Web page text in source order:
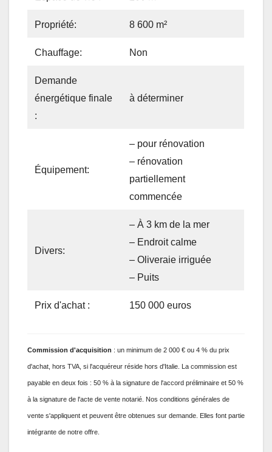
Propriété: 8 600 m²
Chauffage: Non
Demande
énergétique finale
:
à déterminer
Équipement:
– pour rénovation
– rénovation
partiellement
commencée
Divers:
– À 3 km de la mer
– Endroit calme
– Oliveraie irriguée
– Puits
Prix ​​d'achat : 150 000 euros
Commission d'acquisition : un minimum de 2 000 € ou 4 % du prix
d'achat, hors TVA, si l'acquéreur réside hors d'Italie. La commission est
payable en deux fois : 50 % à la signature de l'accord préliminaire et 50 %
à la signature de l'acte de vente notarié. Nos conditions générales de
vente s'appliquent et peuvent être obtenues sur demande. Elles font partie
intégrante de notre offre.